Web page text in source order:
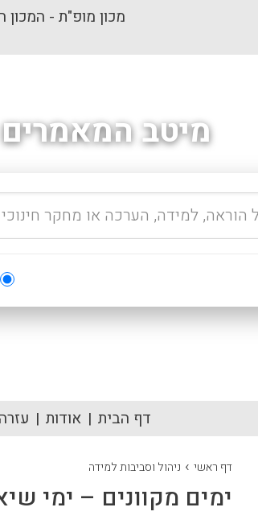
מכון מופ"ת -
מיטב המאמרים
דף הבית אודות עזרה
דף ראשי › ניהול וסביבות למידה
ימים מקוונים – ימי